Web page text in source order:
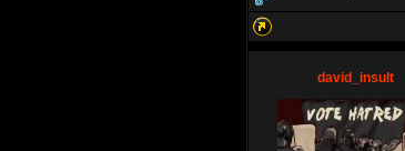
david_insult